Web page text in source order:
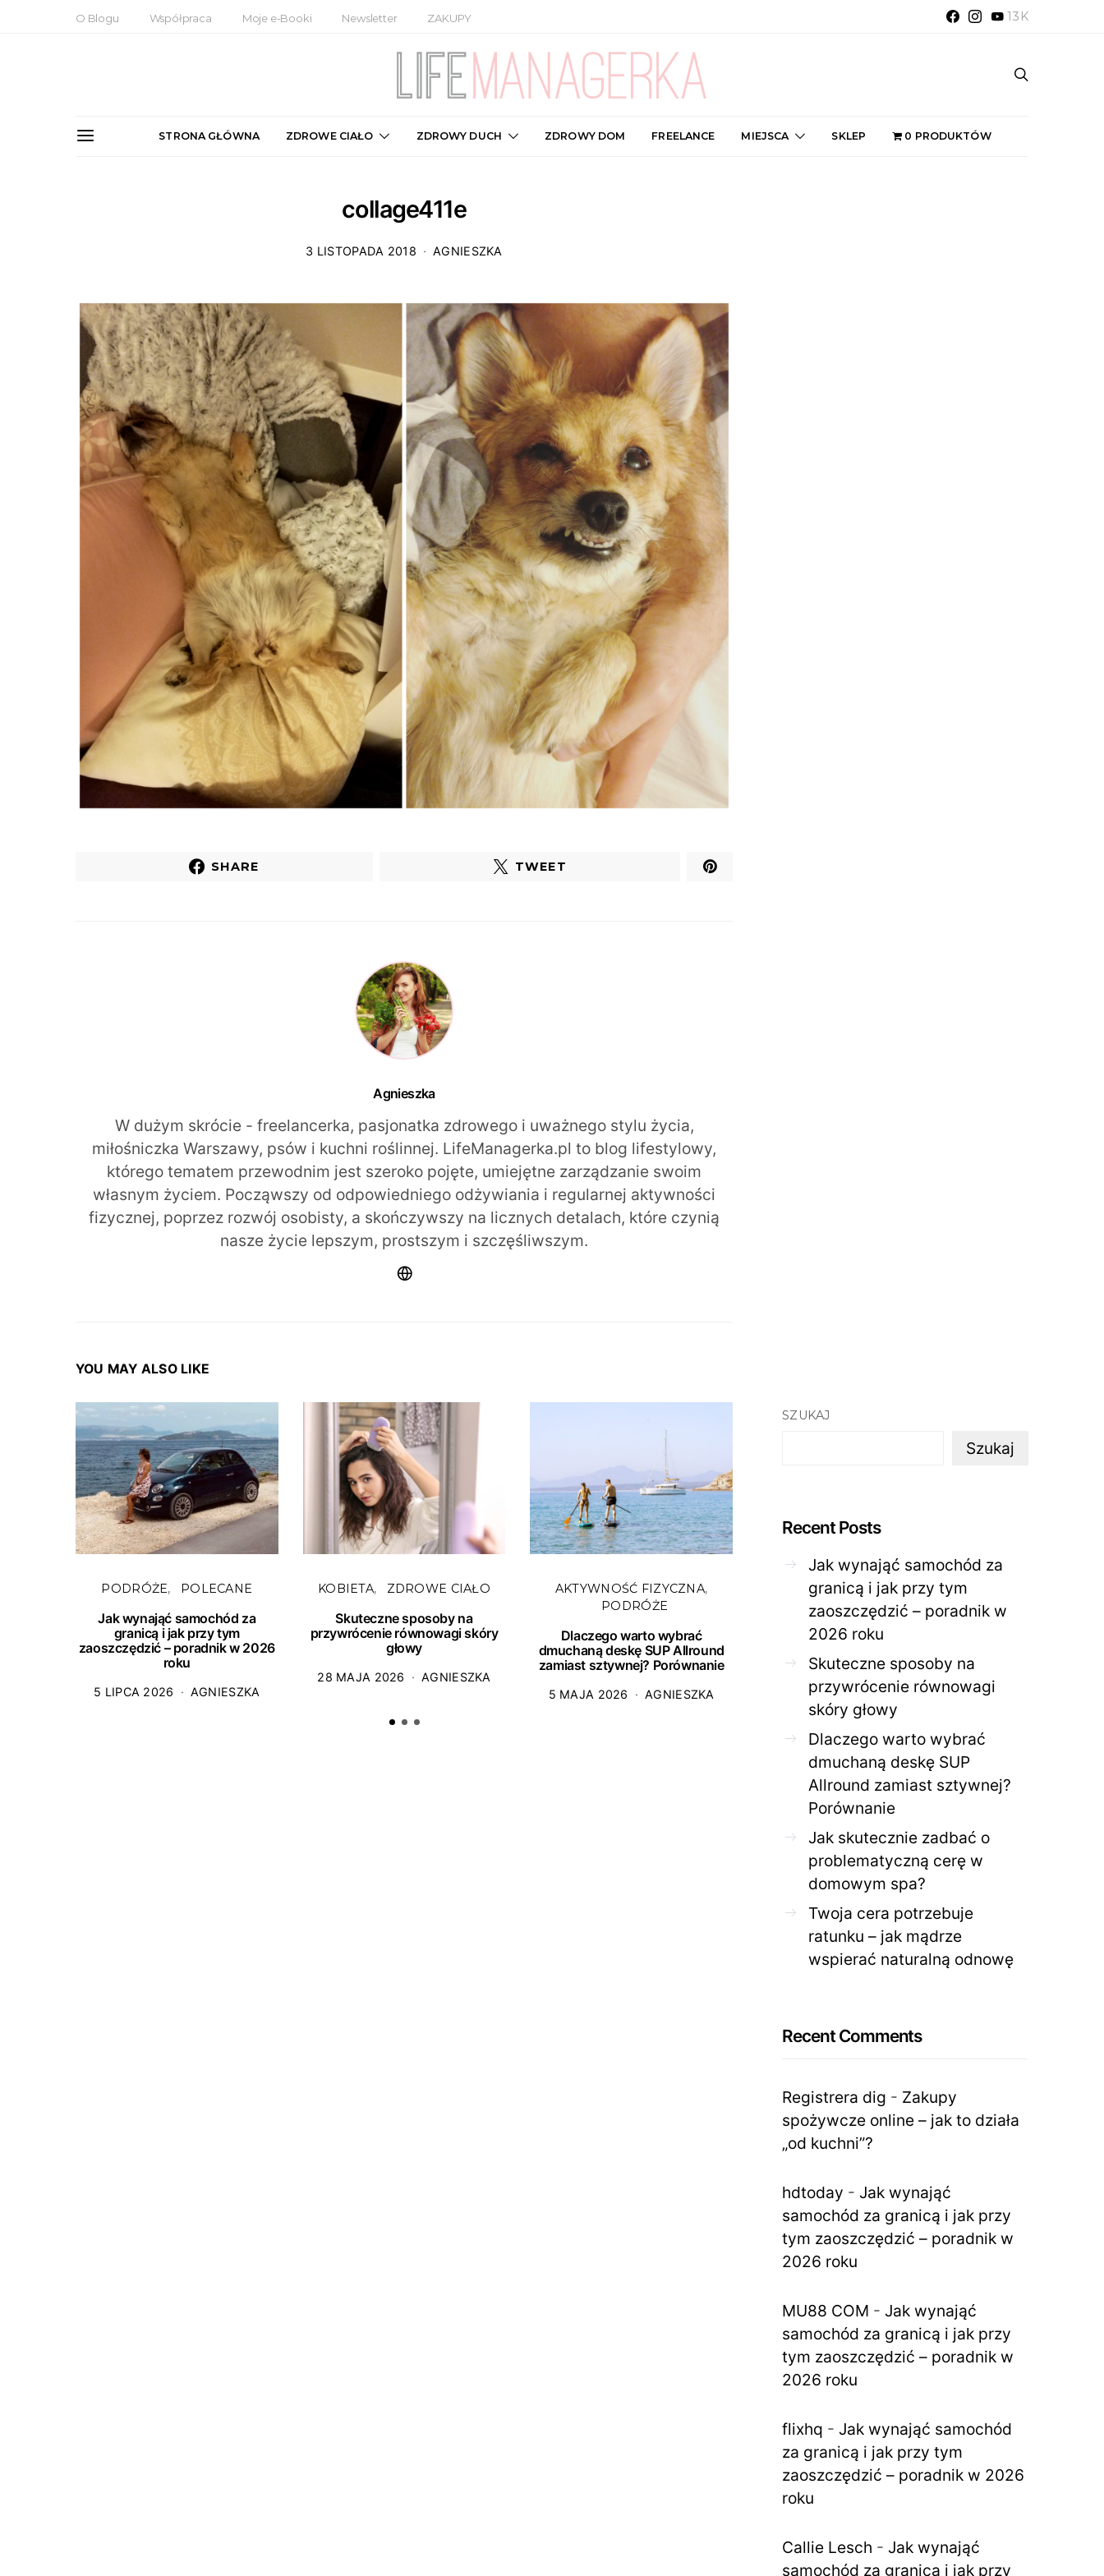
O Blogu Współpraca Moje e-Booki Newsletter ZAKUPY 13K
STRONA GŁÓWNA ZDROWE CIAŁO ZDROWY DUCH ZDROWY DOM FREELANCE MIEJSCA SKLEP 0 PRODUKTÓW
collage411e
3 LISTOPADA 2018 AGNIESZKA
SHARE TWEET
Agnieszka
W dużym skrócie - freelancerka, pasjonatka zdrowego i uważnego stylu życia,
miłośniczka Warszawy, psów i kuchni roślinnej. LifeManagerka.pl to blog lifestylowy,
którego tematem przewodnim jest szeroko pojęte, umiejętne zarządzanie swoim
własnym życiem. Począwszy od odpowiedniego odżywiania i regularnej aktywności
fizycznej, poprzez rozwój osobisty, a skończywszy na licznych detalach, które czynią
nasze życie lepszym, prostszym i szczęśliwszym.
YOU MAY ALSO LIKE
PODRÓŻE POLECANE
Jak wynająć samochód za
granicą i jak przy tym
zaoszczędzić – poradnik w 2026
roku
5 LIPCA 2026 AGNIESZKA
KOBIETA ZDROWE CIAŁO
Skuteczne sposoby na
przywrócenie równowagi skóry
głowy
28 MAJA 2026 AGNIESZKA
AKTYWNOŚĆ FIZYCZNA
PODRÓŻE
Dlaczego warto wybrać
dmuchaną deskę SUP Allround
zamiast sztywnej? Porównanie
5 MAJA 2026 AGNIESZKA
ZDROWE CIAŁO
Jak skutecznie zadbać o
problematyczną cerę w
28 KWIETNIA 2026 AGNIESZKA
Twoja cera
27 KWIETNIA 2026
SZUKAJ
Szukaj
Recent Posts
Jak wynająć samochód za
granicą i jak przy tym
zaoszczędzić – poradnik w
2026 roku
Skuteczne sposoby na
przywrócenie równowagi
skóry głowy
Dlaczego warto wybrać
dmuchaną deskę SUP
Allround zamiast sztywnej?
Porównanie
Jak skutecznie zadbać o
problematyczną cerę w
domowym spa?
Twoja cera potrzebuje
ratunku – jak mądrze
wspierać naturalną odnowę
Recent Comments
Registrera dig - Zakupy
spożywcze online – jak to działa
„od kuchni”?
hdtoday - Jak wynająć
samochód za granicą i jak przy
tym zaoszczędzić – poradnik w
2026 roku
MU88 COM - Jak wynająć
samochód za granicą i jak przy
tym zaoszczędzić – poradnik w
2026 roku
flixhq - Jak wynająć samochód
za granicą i jak przy tym
zaoszczędzić – poradnik w 2026
roku
Callie Lesch - Jak wynająć
samochód za granicą i jak przy